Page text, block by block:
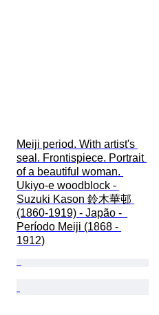
Meiji period. With artist's
seal. Frontispiece. Portrait
of a beautiful woman.
Ukiyo-e woodblock -
Suzuki Kason 鈴木華邨
(1860-1919) - Japão -
Período Meiji (1868 -
1912)